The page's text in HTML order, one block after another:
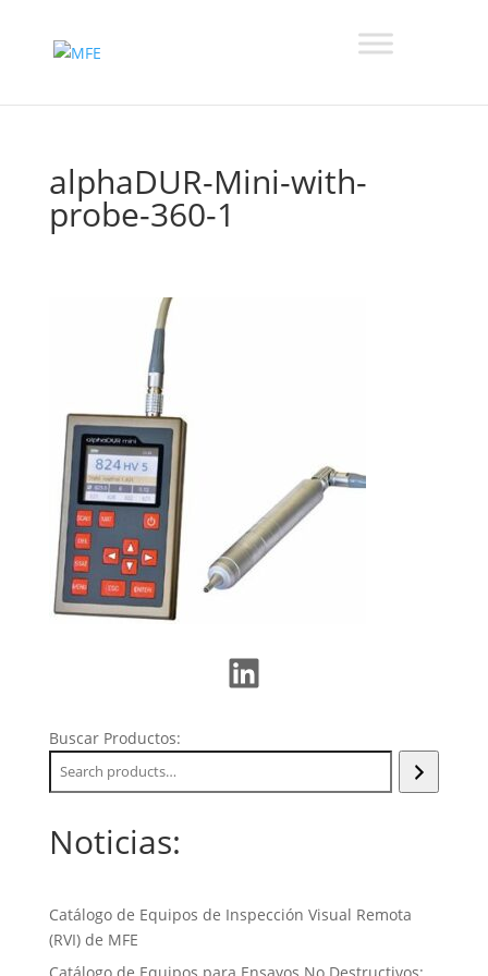
alphaDUR-Mini-with-
probe-360-1
LinkedIn
Buscar Productos:
Noticias:
Catálogo de Equipos de Inspección Visual Remota
(RVI) de MFE